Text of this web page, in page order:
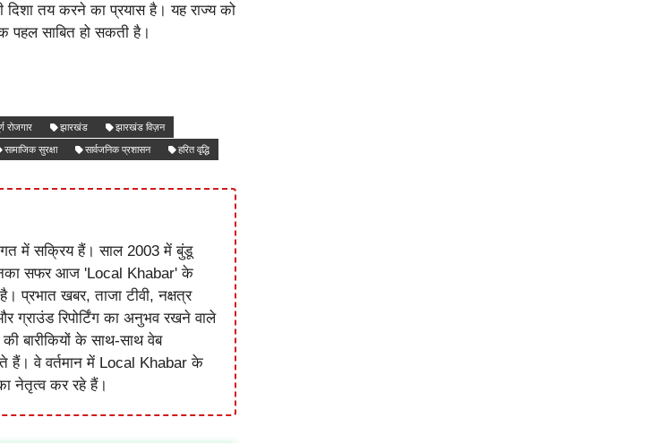
दिशा तय करने का प्रयास है। यह राज्य को
पहल साबित हो सकती है।
रोजगार झारखंड झारखंड विज़न
सामाजिक सुरक्षा सार्वजनिक प्रशासन हरित वृद्धि
में सक्रिय हैं। साल 2003 में बुंडू
सफर आज 'Local Khabar' के
प्रभात खबर, ताजा टीवी, नक्षत्र
ग्राउंड रिपोर्टिंग का अनुभव रखने वाले
बारीकियों के साथ-साथ वेब
हैं। वे वर्तमान में Local Khabar के
नेतृत्व कर रहे हैं।